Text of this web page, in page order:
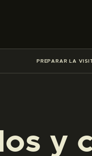
PREPARAR LA
y
█